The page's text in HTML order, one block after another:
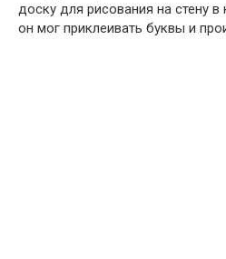
доску для рисования на стену
он мог приклеивать буквы и